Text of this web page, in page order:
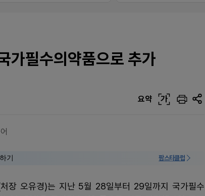
가필수의약품으로 추가
요약 가
기 팜스타클럽
장 오유경)는 지난 5월 28일부터 29일까지 국가필수